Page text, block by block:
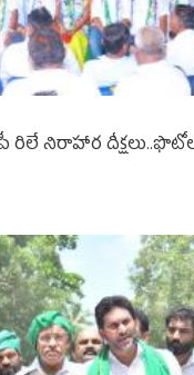
నిరాహార